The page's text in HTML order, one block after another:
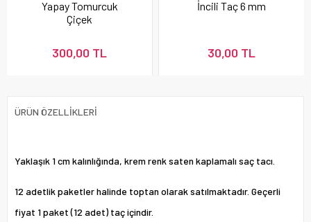
Yapay Tomurcuk
Çiçek
300,00 TL
İncili Taç 6 mm
30,00 TL
ÜRÜN ÖZELLIKLERI
Yaklaşık 1 cm kalınlığında, krem renk saten kaplamalı saç tacı.
12 adetlik paketler halinde toptan olarak satılmaktadır. Geçerli
fiyat 1 paket (12 adet) taç içindir.